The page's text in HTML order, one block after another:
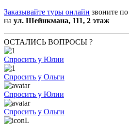
Заказывайте туры онлайн звоните
на ул. Шейнкмана, 111, 2 этаж
ОСТАЛИСЬ ВОПРОСЫ ?
Спросить у Юлии
Спросить у Ольги
Спросить у Юлии
Спросить у Ольги